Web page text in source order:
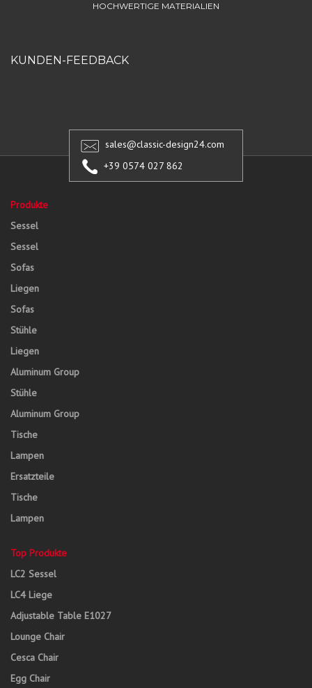
HOCHWERTIGE MATERIALIEN
KUNDEN-FEEDBACK
sales@classic-design24.com
+39 0574 027 862
Produkte
Sessel
Sessel
Sofas
Liegen
Sofas
Stühle
Liegen
Aluminum Group
Stühle
Aluminum Group
Tische
Lampen
Ersatzteile
Tische
Lampen
Top Produkte
LC2 Sessel
LC4 Liege
Adjustable Table E1027
Lounge Chair
Cesca Chair
Egg Chair